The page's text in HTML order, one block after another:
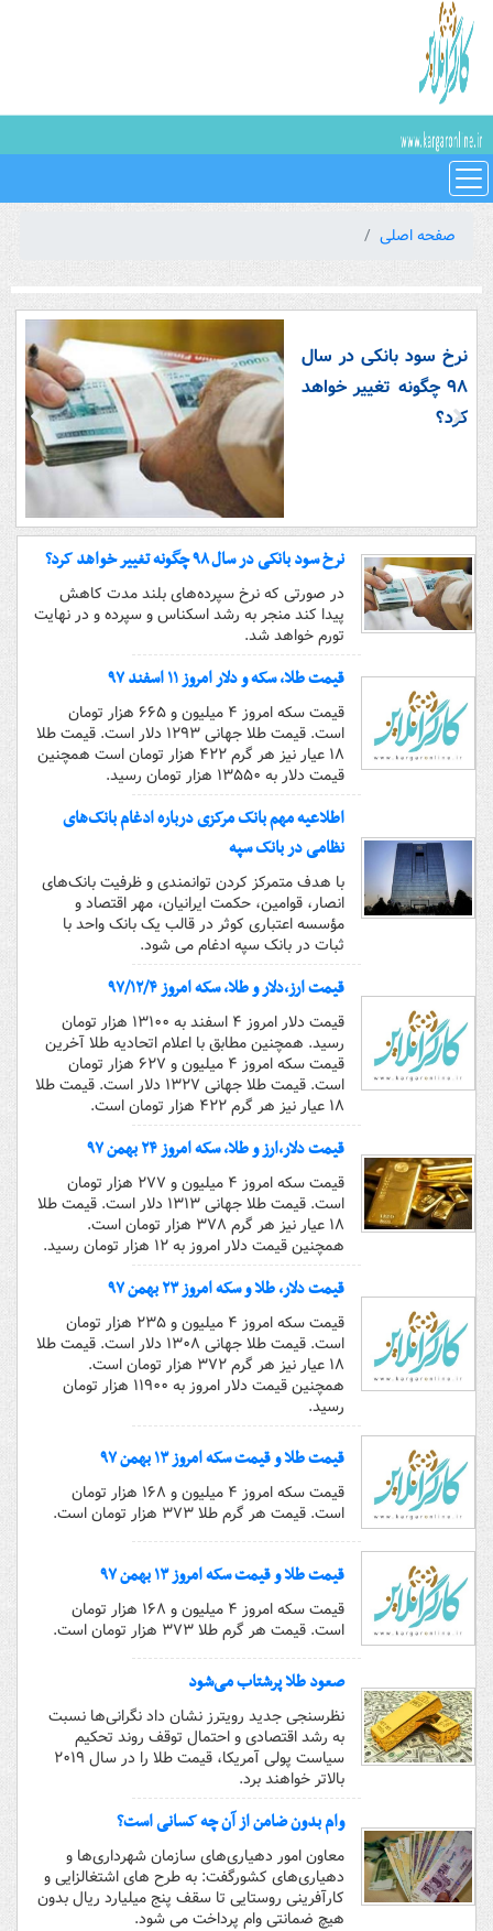
صفحه اصلی
نرخ سود بانکی در سال
۹۸ چگونه تغییر خواهد
کرد؟
نرخ سود بانکی در سال ۹۸ چگونه تغییر خواهد کرد؟
در صورتی که نرخ سپرده‌های بلند مدت کاهش
پیدا کند منجر به رشد اسکناس و سپرده و در نهایت
تورم خواهد شد.
قیمت طلا، سکه و دلار امروز ۱۱ اسفند ۹۷
قیمت سکه امروز ۴ میلیون و ۶۶۵ هزار تومان
است. قیمت طلا جهانی ۱۲۹۳ دلار است. قیمت طلا
۱۸ عیار نیز هر گرم ۴۲۲ هزار تومان است همچنین
قیمت دلار به ۱۳۵۵۰ هزار تومان رسید.
اطلاعیه مهم بانک مرکزی درباره ادغام بانک‌های
نظامی در بانک سپه
با هدف متمرکز کردن توانمندی و ظرفیت‌ بانک‌های
انصار، قوامین، حکمت ایرانیان، مهر اقتصاد و
مؤسسه اعتباری کوثر در قالب یک بانک واحد با
ثبات در بانک سپه ادغام می شود.
قیمت ارز،دلار و طلا، سکه امروز ۹۷/۱۲/۴
قیمت دلار امروز ۴ اسفند به ۱۳۱۰۰ هزار تومان
رسید. همچنین مطابق با اعلام اتحادیه طلا آخرین
قیمت سکه امروز ۴ میلیون و ۶۲۷ هزار تومان
است. قیمت طلا جهانی ۱۳۲۷ دلار است. قیمت طلا
۱۸ عیار نیز هر گرم ۴۲۲ هزار تومان است.
قیمت دلار،ارز و طلا، سکه امروز ۲۴ بهمن ۹۷
قیمت سکه امروز ۴ میلیون و ۲۷۷ هزار تومان
است. قیمت طلا جهانی ۱۳۱۳ دلار است. قیمت طلا
۱۸ عیار نیز هر گرم ۳۷۸ هزار تومان است.
همچنین قیمت دلار امروز به ۱۲ هزار تومان رسید.
قیمت دلار، طلا و سکه امروز ۲۳ بهمن ۹۷
قیمت سکه امروز ۴ میلیون و ۲۳۵ هزار تومان
است. قیمت طلا جهانی ۱۳۰۸ دلار است. قیمت طلا
۱۸ عیار نیز هر گرم ۳۷۲ هزار تومان است.
همچنین قیمت دلار امروز به ۱۱۹۰۰ هزار تومان
رسید.
قیمت طلا و قیمت سکه امروز ۱۳ بهمن ۹۷
قیمت سکه امروز ۴ میلیون و ۱۶۸ هزار تومان
است. قیمت هر گرم طلا ۳۷۳ هزار تومان است.
قیمت طلا و قیمت سکه امروز ۱۳ بهمن ۹۷
قیمت سکه امروز ۴ میلیون و ۱۶۸ هزار تومان
است. قیمت هر گرم طلا ۳۷۳ هزار تومان است.
صعود طلا پرشتاب می‌شود
نظرسنجی جدید رویترز نشان داد نگرانی‌ها نسبت
به رشد اقتصادی و احتمال توقف روند تحکیم
سیاست پولی آمریکا، قیمت طلا را در سال ۲۰۱۹
بالاتر خواهند برد.
وام بدون ضامن از آن چه کسانی است؟
معاون امور دهیاری‌های سازمان شهرداری‌ها و
دهیاری‌های کشورگفت: به طرح های اشتغالزایی و
کارآفرینی روستایی تا سقف پنج میلیارد ریال بدون
هیچ ضمانتی وام پرداخت می شود.